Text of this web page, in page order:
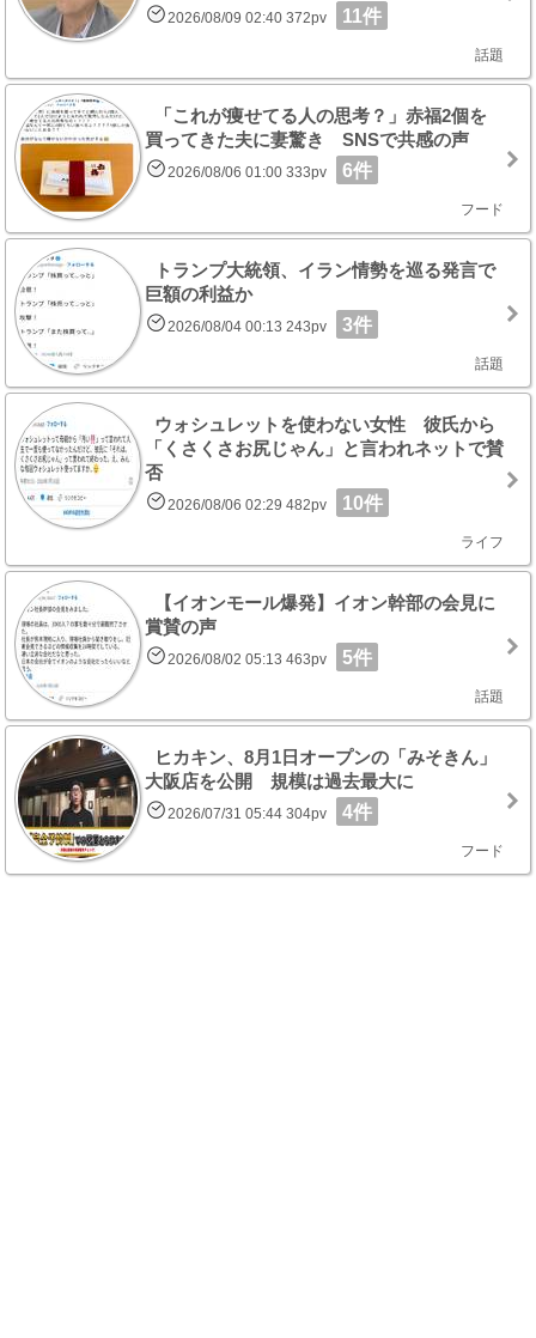
2026/08/09 02:40 372pv 11件
話題
「これが痩せてる人の思考？」赤福2個を
買ってきた夫に妻驚き SNSで共感の声
2026/08/06 01:00 333pv 6件
フード
トランプ大統領、イラン情勢を巡る発言で
巨額の利益か
2026/08/04 00:13 243pv 3件
話題
ウォシュレットを使わない女性 彼氏から
「くさくさお尻じゃん」と言われネットで賛
否
2026/08/06 02:29 482pv 10件
ライフ
【イオンモール爆発】イオン幹部の会見に
賞賛の声
2026/08/02 05:13 463pv 5件
話題
ヒカキン、8月1日オープンの「みそきん」
大阪店を公開 規模は過去最大に
2026/07/31 05:44 304pv 4件
フード